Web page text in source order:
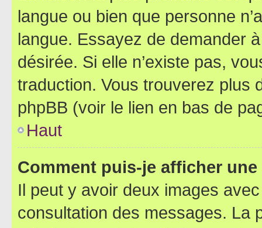
langue ou bien que personne
langue. Essayez de demander
désirée. Si elle n’existe pas,
traduction. Vous trouverez plus
phpBB (voir le lien en bas de
Haut
Comment puis-je afficher
Il peut y avoir deux images
consultation des messages. La